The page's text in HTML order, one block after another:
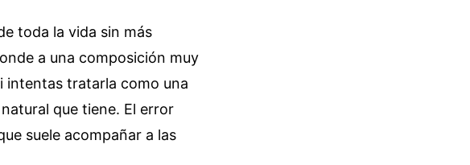
toda la vida sin más
a una composición muy
intentas tratarla como una
que tiene. El error
suele acompañar a las